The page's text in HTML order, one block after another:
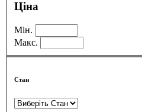
Ціна
Мін.
Макс.
Стан